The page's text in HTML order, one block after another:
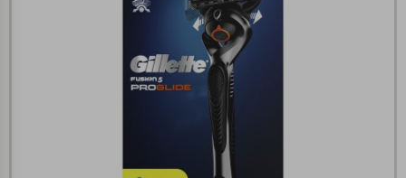
Πολλαπλή αναζήτηση
Χρησιμοποιήστε τη για πιο γρήγορη αναζήτηση
Γράψτε τα προϊόντα που επιθυμείτε, με κόμμα ανάμεσά
τους, και κάντε κλικ στο κουμπί "Αναζήτηση". Θα
εμφανιστούν αποτελέσματα από όλες τις Κατηγορίες και
Ρυθμίσεις Cookies